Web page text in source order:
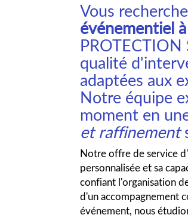
Vous
événementiel
qualité
adaptées aux
Notre équipe
moment en
et raffinement
Notre offre de service
personnalisée et sa
confiant l'organisation
d'un accompagnement
événement, nous